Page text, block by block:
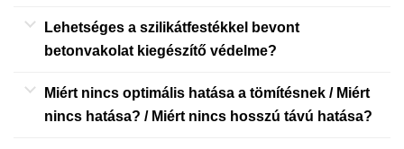
Lehetséges a szilikátfestékkel bevont
betonvakolat kiegészítő védelme?
Miért nincs optimális hatása a tömítésnek / Miért
nincs hatása? / Miért nincs hosszú távú hatása?